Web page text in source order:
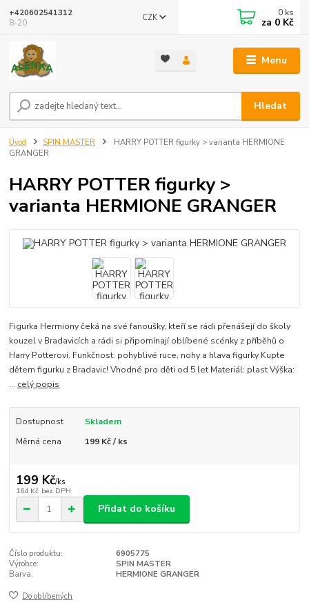
Menu
CZK
Hledat
+420602541312
8-20
0 ks
za 0 Kč
Úvod SPIN MASTER
HARRY POTTER figurky > varianta HERMIONE
GRANGER
HARRY POTTER figurky >
varianta HERMIONE GRANGER
Figurka Hermiony čeká na své fanoušky, kteří se rádi přenášejí do školy
kouzel v Bradavicích a rádi si připomínají oblíbené scénky z příběhů o
Harry Potterovi. Funkčnost: pohyblivé ruce, nohy a hlava figurky Kupte
dětem figurku z Bradavic! Vhodné pro děti od 5 let Materiál: plast Výška:
... celý popis
Dostupnost
Skladem
Měrná cena
199 Kč / ks
199 Kč/ks
164 Kč bez DPH
Přidat do košíku
Číslo produktu:
6905775
Výrobce:
SPIN MASTER
Barva:
HERMIONE GRANGER
Do oblíbených